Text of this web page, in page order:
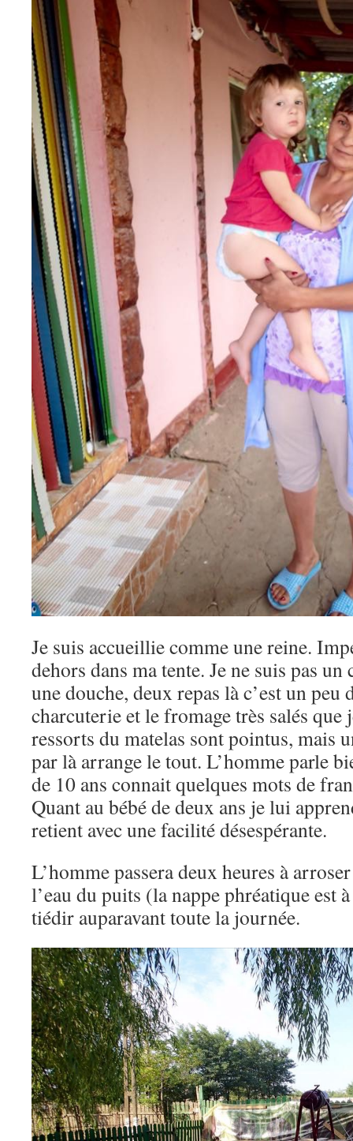
Je suis accueillie comme une reine.
dehors dans ma tente. Je ne suis pas
une douche, deux repas là c’est un peu
charcuterie et le fromage très salés
ressorts du matelas sont pointus, mais
par là arrange le tout. L’homme parle
de 10 ans connait quelques mots de
Quant au bébé de deux ans je lui
retient avec une facilité désespérante.
L’homme passera deux heures à
l’eau du puits (la nappe phréatique est
tiédir auparavant toute la journée.